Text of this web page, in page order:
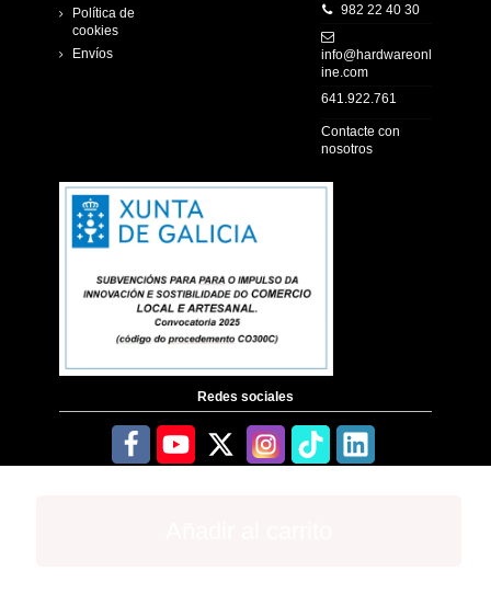
Política de
cookies
Envíos
982 22 40 30
info@hardwareonl
ine.com
641.922.761
Contacte con
nosotros
Redes sociales